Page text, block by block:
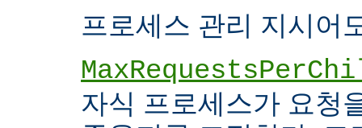
프로세스 관리 지시어
자식 프로세스가 요청